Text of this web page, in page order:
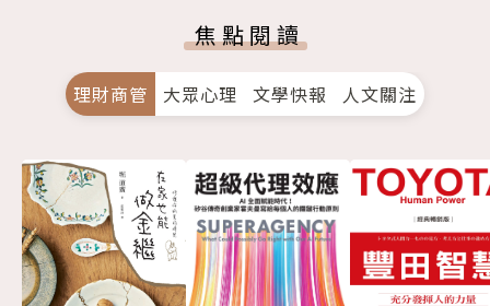
焦點閱讀
理財商管 大眾心理 文學快報 人文關注